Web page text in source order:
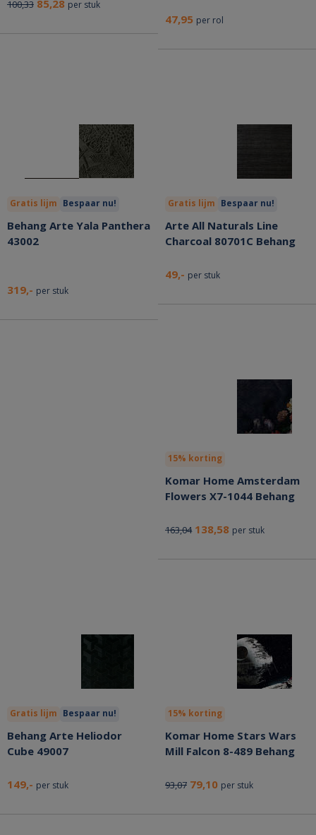
100,33 85,28 per stuk
47,95 per rol
Gratis lijm Bespaar nu!
Behang Arte Yala Panthera
43002
319,- per stuk
Gratis lijm Bespaar nu!
Arte All Naturals Line
Charcoal 80701C Behang
49,- per stuk
15% korting
Komar Home Amsterdam
Flowers X7-1044 Behang
163,04 138,58 per stuk
Gratis lijm Bespaar nu!
Behang Arte Heliodor
Cube 49007
149,- per stuk
15% korting
Komar Home Stars Wars
Mill Falcon 8-489 Behang
93,07 79,10 per stuk